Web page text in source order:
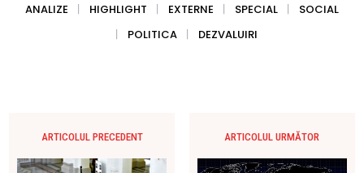
ANALIZE HIGHLIGHT EXTERNE SPECIAL
SOCIAL
POLITICA
DEZVALUIRI
ARTICOLUL PRECEDENT ARTICOLUL URMĂTOR